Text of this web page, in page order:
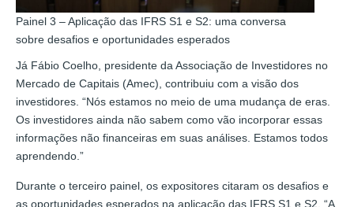
Painel 3 – Aplicação das IFRS S1 e S2: uma conversa
sobre desafios e oportunidades esperados
Já Fábio Coelho, presidente da Associação de Investidores no
Mercado de Capitais (Amec), contribuiu com a visão dos
investidores. “Nós estamos no meio de uma mudança de eras.
Os investidores ainda não sabem como vão incorporar essas
informações não financeiras em suas análises. Estamos todos
aprendendo.”
Durante o terceiro painel, os expositores citaram os desafios e
as oportunidades esperados na aplicação das IFRS S1 e S2. “A